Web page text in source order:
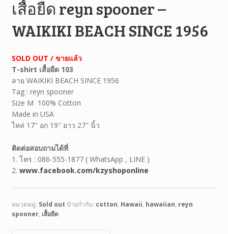
เสื้อยืด reyn spooner –
WAIKIKI BEACH SINCE 1956
SOLD OUT / ขายแล้ว
T-shirt เสื้อยืด 103
ลาย WAIKIKI BEACH SINCE 1956
Tag : reyn spooner
Size M 100% Cotton
Made in USA
ไหล่ 17″ อก 19″ ยาว 27″ นิ้ว
ติดต่อสอบถามได้ที่
1. โทร : 086-555-1877 ( WhatsApp , LINE )
2. www.facebook.com/kzyshoponline
หมวดหมู่: Sold out ป้ายกำกับ: cotton, Hawaii, hawaiian, reyn
spooner, เสื้อยืด